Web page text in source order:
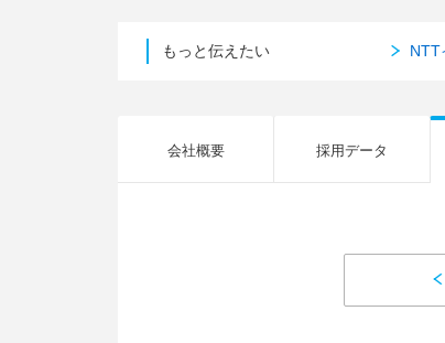
もっと伝えたい NTT
会社概要 採用データ